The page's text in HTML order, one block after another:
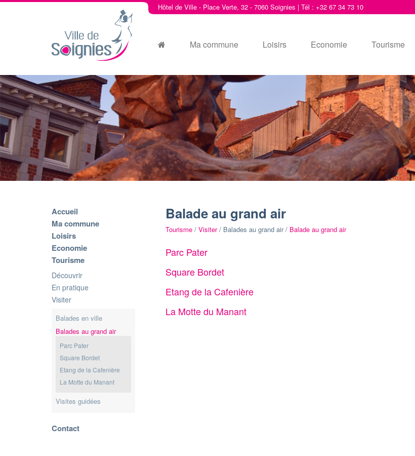
Hôtel de Ville - Place Verte, 32 - 7060 Soignies | Tél : +32 67 34 73 10
Ma commune Loisirs Economie Tourisme
Accueil
Ma commune
Loisirs
Economie
Tourisme
Découvrir
En pratique
Visiter
Balades en ville
Balades au grand air
Parc Pater
Square Bordet
Etang de la Cafenière
La Motte du Manant
Visites guidées
Contact
Balade au grand air
Tourisme / Visiter/ Balades au grand air / Balade au grand air
Parc Pater
Square Bordet
Etang de la Cafenière
La Motte du Manant